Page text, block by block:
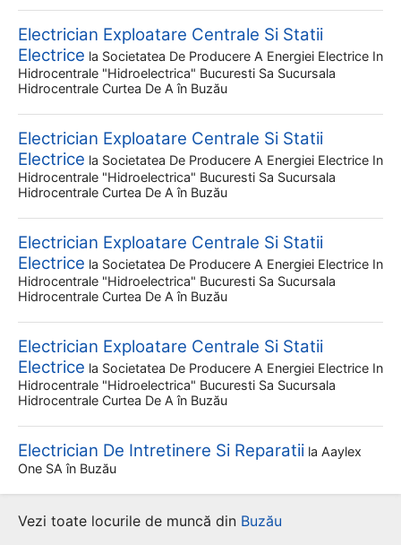
Electrician Exploatare Centrale Si Statii
Electrice la Societatea De Producere A Energiei Electrice In
Hidrocentrale "hidroelectrica" Bucuresti Sa Sucursala
Hidrocentrale Curtea De A în Buzău
Electrician Exploatare Centrale Si Statii
Electrice la Societatea De Producere A Energiei Electrice In
Hidrocentrale "hidroelectrica" Bucuresti Sa Sucursala
Hidrocentrale Curtea De A în Buzău
Electrician Exploatare Centrale Si Statii
Electrice la Societatea De Producere A Energiei Electrice In
Hidrocentrale "hidroelectrica" Bucuresti Sa Sucursala
Hidrocentrale Curtea De A în Buzău
Electrician Exploatare Centrale Si Statii
Electrice la Societatea De Producere A Energiei Electrice In
Hidrocentrale "hidroelectrica" Bucuresti Sa Sucursala
Hidrocentrale Curtea De A în Buzău
Electrician De Intretinere Si Reparatii la Aaylex
One SA în Buzău
Vezi toate locurile de muncă din Buzău